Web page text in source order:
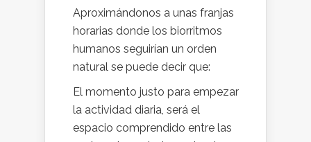
Aproximándonos a unas franjas
horarias donde los biorritmos
humanos seguirían un orden
natural se puede decir que:
El momento justo para empezar
la actividad diaria, será el
espacio comprendido entre las